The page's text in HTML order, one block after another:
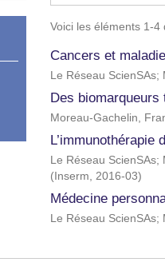
Voici les éléments 1-4
Cancers et
Le Réseau ScienSAs;
Des
Moreau-Gachelin,
Le Réseau ScienSAs;
(Inserm, 2016-03)
Médecine
Le Réseau ScienSAs;